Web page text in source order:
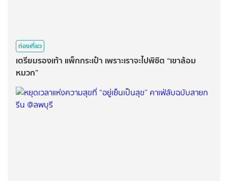
ท่องเที่ยว
เตรียมรองเท้า แพ็กกระเป๋า เพราะเราจะไปพิชิต “เขาล้อม
หมวก”